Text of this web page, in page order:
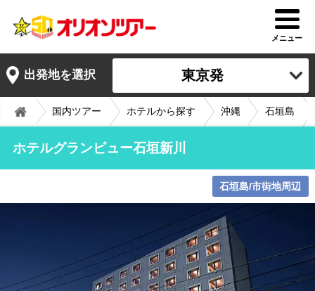
メニュー
出発地を選択 東京発
国内ツアー ホテルから探す 沖縄 石垣島
ホテルグランビュー石垣新川
石垣島/市街地周辺